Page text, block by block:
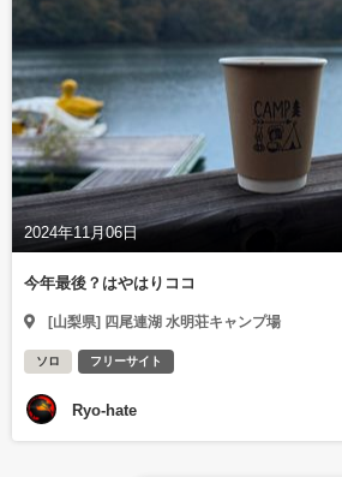
2024年11月06日
今年最後？はやはりココ
[山梨県] 四尾連湖 水明荘キャンプ場
ソロ フリーサイト
Ryo-hate